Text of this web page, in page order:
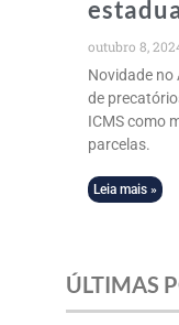
outubro 8,
Novidade no
de
ICMS como
parcelas.
Leia mais »
ÚLTIMAS